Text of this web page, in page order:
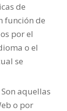
de
función de
por el
o el
se
Son aquellas
o por